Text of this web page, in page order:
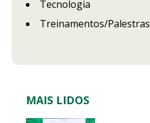
Tecnologia
Treinamentos/Palestras
MAIS LIDOS